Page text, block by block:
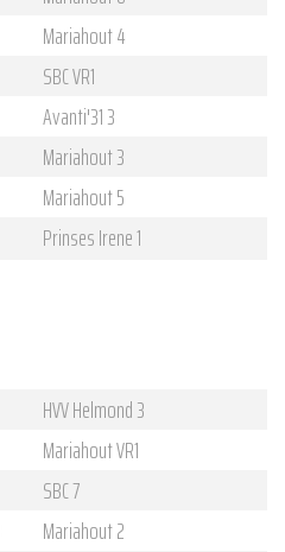
Mariahout 4
SBC VR1
Avanti'31 3
Mariahout 3
Mariahout 5
Prinses Irene 1
HVV Helmond 3
Mariahout VR1
SBC 7
Mariahout 2